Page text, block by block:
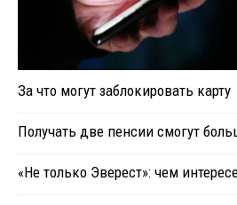
За что могут заблокировать карту
Получать две пенсии смогут
«Не только Эверест»: чем